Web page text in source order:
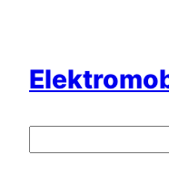
springen